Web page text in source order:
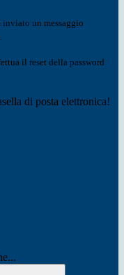
inviato un messaggio
il reset della password
di posta elettronica!